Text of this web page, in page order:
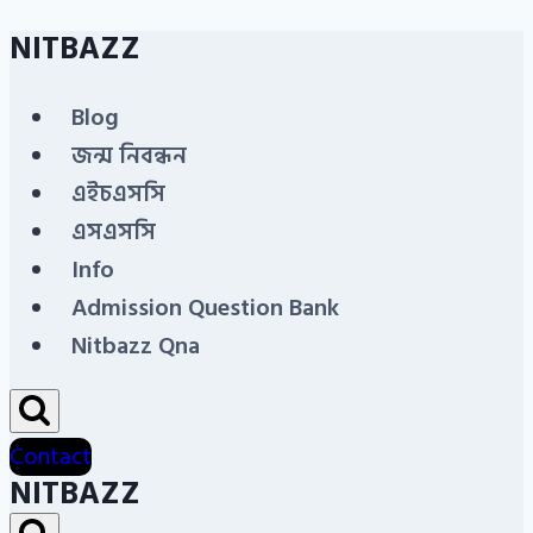
Skip
content
NITBAZZ
Blog
জন্ম নিবন্ধন
এইচএসসি
এসএসসি
Info
Admission Question Bank
Nitbazz Qna
Contact
NITBAZZ